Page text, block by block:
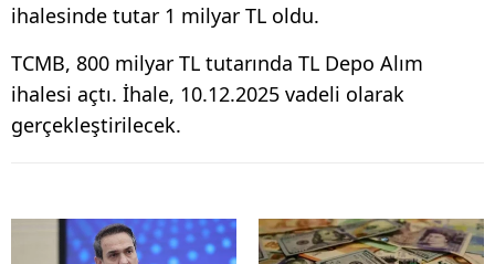
ihalesinde tutar 1 milyar TL oldu.
TCMB, 800 milyar TL tutarında TL Depo Alım
ihalesi açtı. İhale, 10.12.2025 vadeli olarak
gerçekleştirilecek.